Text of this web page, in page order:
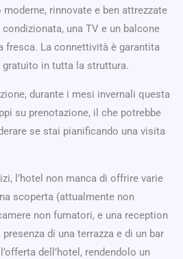
moderne, rinnovate e ben attrezzate
una TV e un balcone
fresca. La connettività è garantita
in tutta la struttura.
durante i mesi invernali questa
su prenotazione, il che potrebbe
se stai pianificando una visita
l’hotel non manca di offrire varie
scoperta (attualmente non
non fumatori, e una reception
di una terrazza e di un bar
dell’hotel, rendendolo un